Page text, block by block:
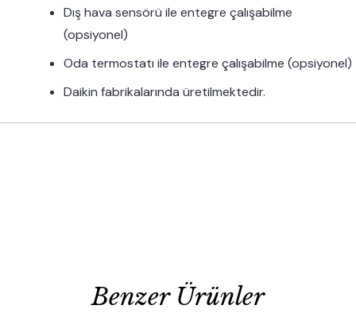
Dış hava sensörü ile entegre çalışabilme
(opsiyonel)
Oda termostatı ile entegre çalışabilme (opsiyonel)
Daikin fabrikalarında üretilmektedir.
Benzer Ürünler